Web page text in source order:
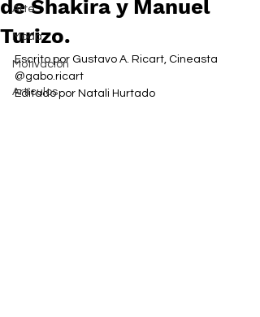
Arte
Moda
Motivación
Artículos
de Shakira y Manuel
Turizo.
Escrito por Gustavo A. Ricart, Cineasta
@gabo.ricart
Editado por Natali Hurtado